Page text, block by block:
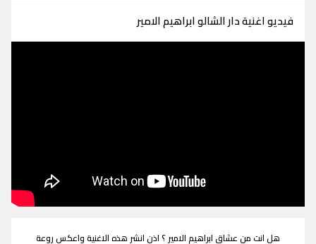
فيديو اغنية دار الشالو ابراهيم الامير
هل انت من عشاق ابراهيم الامير ؟ اذن انشر هذه الاغنية واعكس روعة